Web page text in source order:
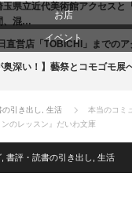
玉県立近代美術館アクセス
、混…
お店
直営店「TOBICHI」までのア
イベント
お店
商品紹介
奥深い！】藝祭とコモゴモ展
引き出し 生活
本当のコミ
のレッスン』だいわ文庫
書評・読書の引き出し 生活